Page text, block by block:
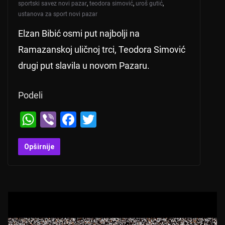
sportski savez novi pazar, teodora simović, uroš gutić,
ustanova za sport novi pazar
Elzan Bibić osmi put najbolji na
Ramazanskoj uličnoj trci, Teodora Simović
drugi put slavila u novom Pazaru.
Podeli
W
h
at
p
Vi
b
er
F
o
Opširnije